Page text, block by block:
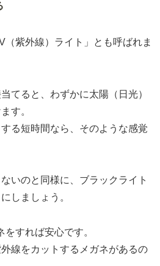
（紫外線）ライト」とも呼ばれま
てると、わずかに太陽（日光）
す。
る短時間なら、そのような感覚
いのと同様に、ブラックライト
しましょう。
すれば安心です。
線をカットするメガネがあるの